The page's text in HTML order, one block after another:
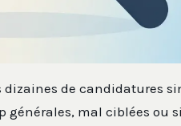
de candidatures
générales, mal ciblées ou